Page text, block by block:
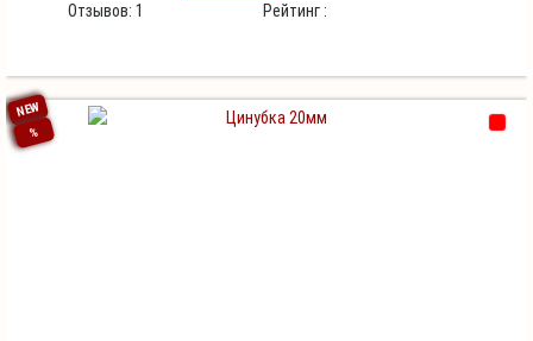
Отзывов:1 Рейтинг :
NEW
%